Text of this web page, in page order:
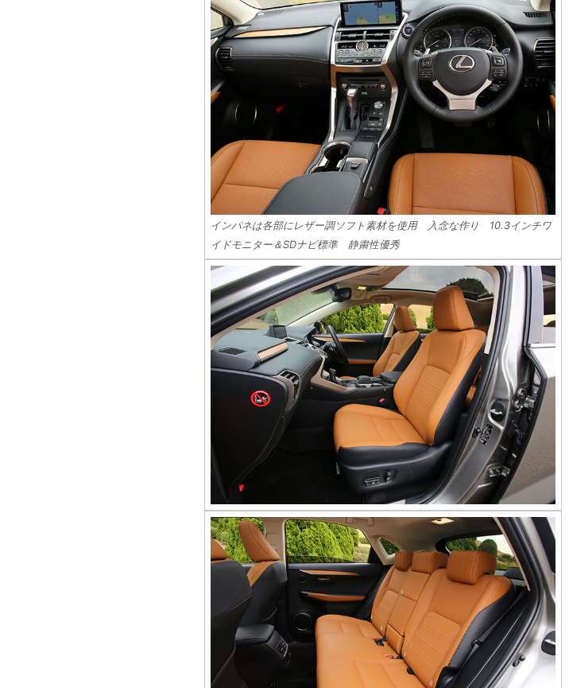
インパネは各部にレザー調ソフト素材を使用 入念な作り 10.3インチワ
イドモニター＆SDナビ標準 静粛性優秀